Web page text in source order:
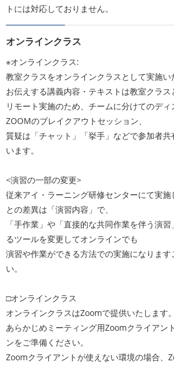
トには対応しておりません。
オンラインクラス
※オンラインクラス:
教室クラスをオンラインクラスとして実施い
お伝えする講義内容・テキストは教室クラス
リモート実施のため、チームに分けてのデ
ZOOMのブレイクアウトセッション、
質疑は「チャット」「挙手」などで参加者
います。
<演習の一部の変更>
従来アイ・ラーニング研修センターにて実
との差異は「演習内容」で、
「手作業」や「直接的な共同作業を伴う演
るツールを変更してオンラインでも
演習や作業ができる方法での実施になります
い。
□オンラインクラス
オンラインクラスはZoomで提供いたします。
あらかじめミーティング用Zoomクライアン
ンをご準備ください。
Zoomクライアントが使えない環境の場合、